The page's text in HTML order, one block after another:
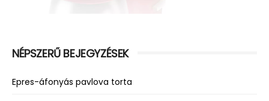
NÉPSZERŰ BEJEGYZÉSEK
Epres-áfonyás pavlova torta